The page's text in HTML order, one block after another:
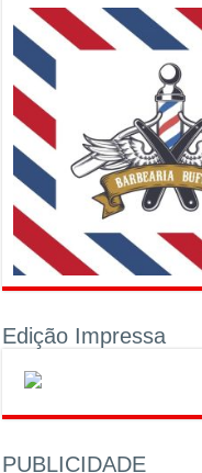
Edição Impressa
PUBLICIDADE